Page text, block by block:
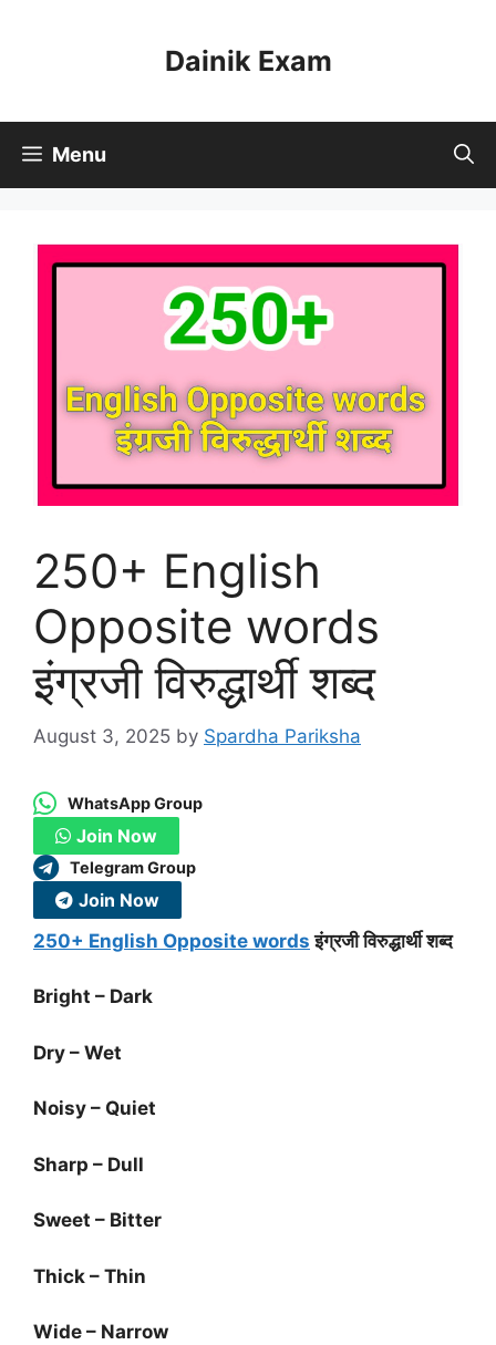
Dainik Exam
Menu
250+ English
Opposite words
इंग्रजी विरुद्धार्थी शब्द
August 3, 2025 by Spardha Pariksha
WhatsApp Group
Join Now
Telegram Group
Join Now
250+ English Opposite words इंग्रजी विरुद्धार्थी शब्द
Bright – Dark
Dry – Wet
Noisy – Quiet
Sharp – Dull
Sweet – Bitter
Thick – Thin
Wide – Narrow